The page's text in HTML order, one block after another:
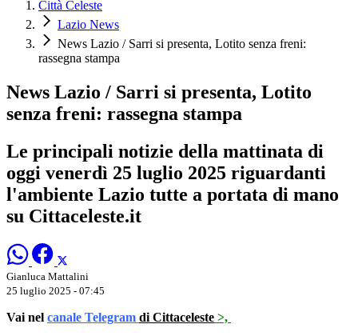
Città Celeste
Lazio News
News Lazio / Sarri si presenta, Lotito senza freni:
rassegna stampa
News Lazio / Sarri si presenta, Lotito
senza freni: rassegna stampa
Le principali notizie della mattinata di
oggi venerdì 25 luglio 2025 riguardanti
l'ambiente Lazio tutte a portata di mano
su Cittaceleste.it
Gianluca Mattalini
25 luglio 2025 - 07:45
Vai nel canale Telegram di Cittaceleste >,